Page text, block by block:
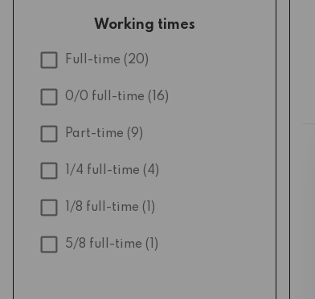
Working times
Full-time (20)
0/0 full-time (16)
Part-time (9)
1/4 full-time (4)
1/8 full-time (1)
5/8 full-time (1)